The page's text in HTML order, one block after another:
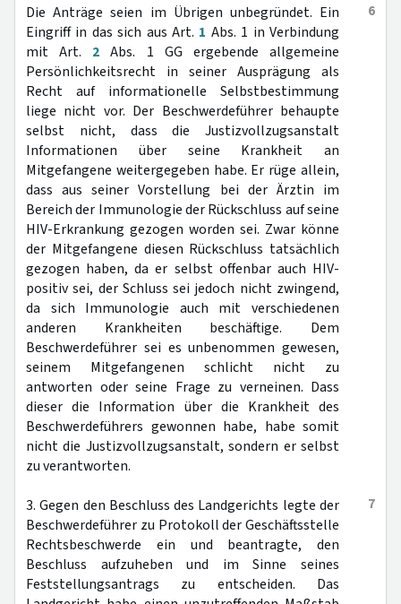
6
Die Anträge seien im Übrigen unbegründet. Ein
Eingriff in das sich aus Art. 1 Abs. 1 in Verbindung
mit Art. 2 Abs. 1 GG ergebende allgemeine
Persönlichkeitsrecht in seiner Ausprägung als
Recht auf informationelle Selbstbestimmung
liege nicht vor. Der Beschwerdeführer behaupte
selbst nicht, dass die Justizvollzugsanstalt
Informationen über seine Krankheit an
Mitgefangene weitergegeben habe. Er rüge allein,
dass aus seiner Vorstellung bei der Ärztin im
Bereich der Immunologie der Rückschluss auf seine
HIV-Erkrankung gezogen worden sei. Zwar könne
der Mitgefangene diesen Rückschluss tatsächlich
gezogen haben, da er selbst offenbar auch HIV-
positiv sei, der Schluss sei jedoch nicht zwingend,
da sich Immunologie auch mit verschiedenen
anderen Krankheiten beschäftige. Dem
Beschwerdeführer sei es unbenommen gewesen,
seinem Mitgefangenen schlicht nicht zu
antworten oder seine Frage zu verneinen. Dass
dieser die Information über die Krankheit des
Beschwerdeführers gewonnen habe, habe somit
nicht die Justizvollzugsanstalt, sondern er selbst
zu verantworten.
7
3. Gegen den Beschluss des Landgerichts legte der
Beschwerdeführer zu Protokoll der Geschäftsstelle
Rechtsbeschwerde ein und beantragte, den
Beschluss aufzuheben und im Sinne seines
Feststellungsantrags zu entscheiden. Das